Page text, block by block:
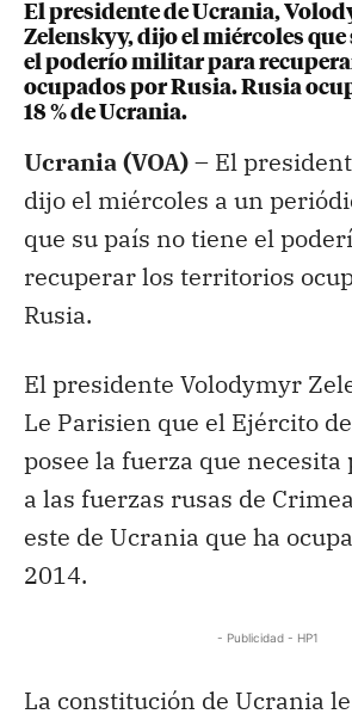
El presidente de Ucrania,
Zelenskyy, dijo el miércoles que
el poderío militar para
ocupados por Rusia. Rusia
18 % de Ucrania.
Ucrania (VOA) – El
dijo el miércoles a un
que su país no tiene el
recuperar los territorios
Rusia.
El presidente Volodymyr
Le Parisien que el Ejército
posee la fuerza que
a las fuerzas rusas de
este de Ucrania que ha
2014.
- Publicidad - HP1
La constitución de Ucrania